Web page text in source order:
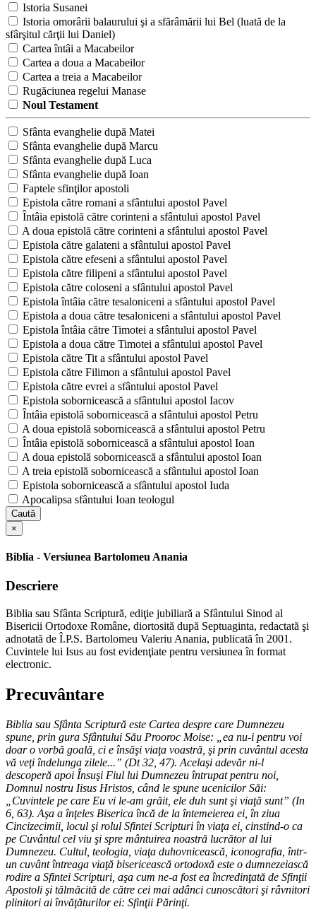
Istoria Susanei
Istoria omorârii balaurului şi a sfărâmării lui Bel (luată de la
sfârşitul cărţii lui Daniel)
Cartea întâi a Macabeilor
Cartea a doua a Macabeilor
Cartea a treia a Macabeilor
Rugăciunea regelui Manase
Noul Testament
Sfânta evanghelie după Matei
Sfânta evanghelie după Marcu
Sfânta evanghelie după Luca
Sfânta evanghelie după Ioan
Faptele sfinţilor apostoli
Epistola către romani a sfântului apostol Pavel
Întâia epistolă către corinteni a sfântului apostol Pavel
A doua epistolă către corinteni a sfântului apostol Pavel
Epistola către galateni a sfântului apostol Pavel
Epistola către efeseni a sfântului apostol Pavel
Epistola către filipeni a sfântului apostol Pavel
Epistola către coloseni a sfântului apostol Pavel
Epistola întâia către tesaloniceni a sfântului apostol Pavel
Epistola a doua către tesaloniceni a sfântului apostol Pavel
Epistola întâia către Timotei a sfântului apostol Pavel
Epistola a doua către Timotei a sfântului apostol Pavel
Epistola către Tit a sfântului apostol Pavel
Epistola către Filimon a sfântului apostol Pavel
Epistola către evrei a sfântului apostol Pavel
Epistola sobornicească a sfântului apostol Iacov
Întâia epistolă sobornicească a sfântului apostol Petru
A doua epistolă sobornicească a sfântului apostol Petru
Întâia epistolă sobornicească a sfântului apostol Ioan
A doua epistolă sobornicească a sfântului apostol Ioan
A treia epistolă sobornicească a sfântului apostol Ioan
Epistola sobornicească a sfântului apostol Iuda
Apocalipsa sfântului Ioan teologul
Caută
×
Biblia - Versiunea Bartolomeu Anania
Descriere
Biblia sau Sfânta Scriptură, ediţie jubiliară a Sfântului Sinod al
Bisericii Ortodoxe Române, diortosită după Septuaginta, redactată şi
adnotată de Î.P.S. Bartolomeu Valeriu Anania, publicată în 2001.
Cuvintele lui Isus au fost evidenţiate pentru versiunea în format
electronic.
Precuvântare
Biblia sau Sfânta Scriptură este Cartea despre care Dumnezeu
spune, prin gura Sfântului Său Prooroc Moise: „ea nu-i pentru voi
doar o vorbă goală, ci e însăşi viaţa voastră, şi prin cuvântul acesta
vă veţi îndelunga zilele...” (Dt 32, 47). Acelaşi adevăr ni-l
descoperă apoi Însuşi Fiul lui Dumnezeu întrupat pentru noi,
Domnul nostru Iisus Hristos, când le spune ucenicilor Săi:
„Cuvintele pe care Eu vi le-am grăit, ele duh sunt şi viaţă sunt” (In
6, 63). Aşa a înţeles Biserica încă de la întemeierea ei, în ziua
Cincizecimii, locul şi rolul Sfintei Scripturi în viaţa ei, cinstind-o ca
pe Cuvântul cel viu şi spre mântuirea noastră lucrător al lui
Dumnezeu. Cultul, teologia, viaţa duhovnicească, iconografia, într-
un cuvânt întreaga viaţă bisericească ortodoxă este o dumnezeiască
rodire a Sfintei Scripturi, aşa cum ne-a fost ea încredinţată de Sfinţii
Apostoli şi tălmăcită de către cei mai adânci cunoscători şi râvnitori
plinitori ai învăţăturilor ei: Sfinţii Părinţi.